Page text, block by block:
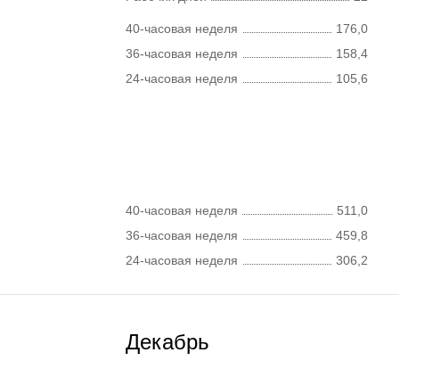
40-часовая неделя
176,0
36-часовая неделя
158,4
24-часовая неделя
105,6
40-часовая неделя
511,0
36-часовая неделя
459,8
24-часовая неделя
306,2
Декабрь